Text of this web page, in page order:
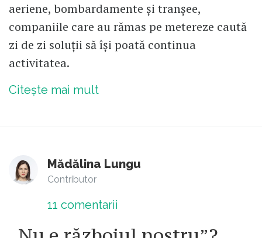
aeriene, bombardamente și tranșee,
companiile care au rămas pe metereze caută
zi de zi soluții să își poată continua
activitatea.
Citește mai mult
Mădălina Lungu
Contributor
11 comentarii